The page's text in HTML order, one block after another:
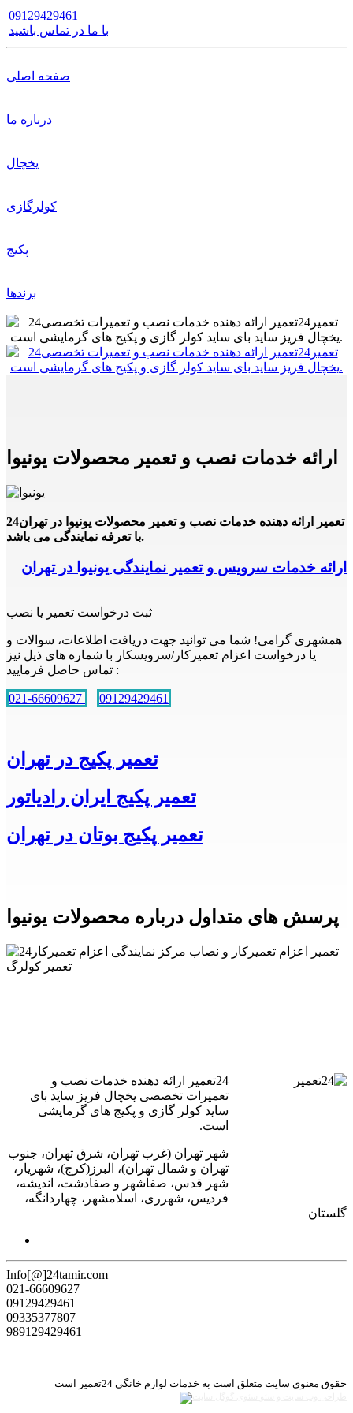
09129429461
با ما در تماس باشید
صفحه اصلی
درباره ما
یخچال
کولرگازی
پکیج
برندها
ارائه خدمات نصب و تعمیر محصولات یونیوا
24تعمیر ارائه دهنده خدمات نصب و تعمیر محصولات یونیوا در تهران
با تعرفه نمایندگی می باشد.
ارائه خدمات سرویس و تعمیر نمایندگی یونیوا در تهران
ثبت درخواست تعمیر یا نصب
همشهری گرامی! شما می توانید جهت دریافت اطلاعات، سوالات و
یا درخواست اعزام تعمیرکار/سرویسکار با شماره های ذیل نیز
تماس حاصل فرمایید :
021-66609627 09129429461
تعمیر پکیج در تهران
تعمیر پکیج ایران رادیاتور
تعمیر پکیج بوتان در تهران
پرسش های متداول درباره محصولات یونیوا
24تعمیر ارائه دهنده خدمات نصب و
تعمیرات تخصصی یخچال فریز ساید بای
ساید کولر گازی و پکیج های گرمایشی
است.
شهر تهران (غرب تهران، شرق تهران، جنوب
تهران و شمال تهران)، البرز(کرج)، شهریار،
شهر قدس، صفاشهر و صفادشت، اندیشه،
فردیس، شهرری، اسلامشهر، چهاردانگه،
گلستان
Info[@]24tamir.com
021-66609627
09129429461
09335377807
989129429461
حقوق معنوی سایت متعلق است به خدمات لوازم خانگی 24تعمیر است